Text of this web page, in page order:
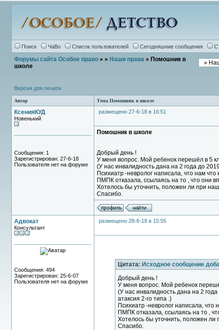
Поиск ЧаВо Список пользователей Сегодняшние сообщения
Форумы сайта Особое право» » Наши права» Помошник в
школе
Версия для печати
Автор Тема Помошник в школе
КсенияКУД
Новенький
Сообщения: 1
Зарегистрирован: 27-6-18
Пользователя нет на форуме
размещено 27-6-18 в 16:51
Помошник в школе
Добрый день !
У меня вопрос. Мой ребенок перешёл в 5
(У нас инвалидность дана на 2 года до
Психиатр -невролог написала, что нам
ПМПК отказала, ссылаясь на то , что они
Хотелось бы уточнить, положен ли при
Спасибо.
Адвокат
Консультант
Сообщения: 494
Зарегистрирован: 25-6-07
Пользователя нет на форуме
размещено 28-6-18 в 15:55
Цитата: Исходное сообщение
Добрый день !
У меня вопрос. Мой ребенок
(У нас инвалидность дана на 2
атаксия 2-го типа .)
Психиатр -невролог написала,
ПМПК отказала, ссылаясь на то ,
Хотелось бы уточнить, положен
Спасибо.